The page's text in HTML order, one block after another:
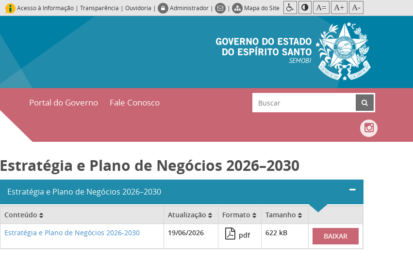
Acesso à Informação | Transparência | Ouvidoria | Administrador | | Mapa do Site A= A+ A-
SEMOBI
Portal do Governo Fale Conosco
Estratégia e Plano de Negócios 2026–2030
Estratégia e Plano de Negócios 2026–2030
Conteúdo Atualização Formato
Tamanho
Estratégia e Plano de Negócios 2026-2030
19/06/2026 pdf 622 kB BAIXAR